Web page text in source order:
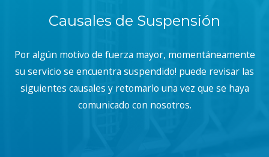
Causales de Suspensión
Por algún motivo de fuerza mayor, momentáneamente
su servicio se encuentra suspendido! puede revisar las
siguientes causales y retomarlo una vez que se haya
comunicado con nosotros.